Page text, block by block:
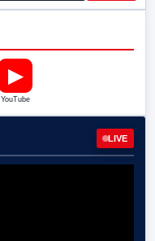
▶
YouTube
LIVE